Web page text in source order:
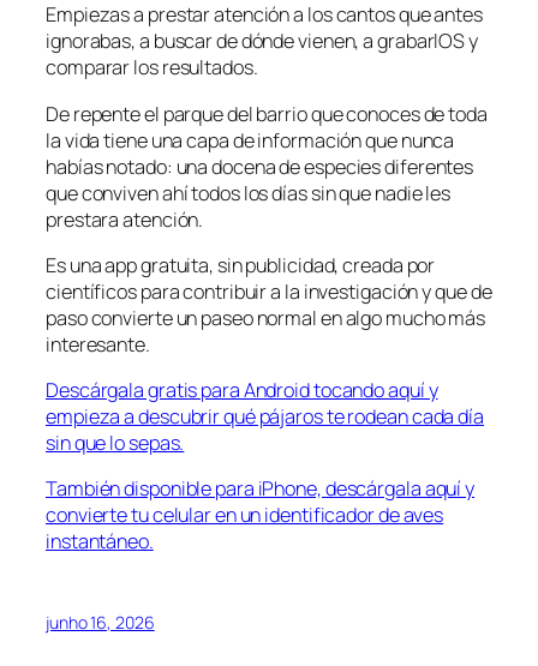
Empiezas a prestar atención a los cantos que antes
ignorabas, a buscar de dónde vienen, a grabarlOS y
comparar los resultados.
De repente el parque del barrio que conoces de toda
la vida tiene una capa de información que nunca
habías notado: una docena de especies diferentes
que conviven ahí todos los días sin que nadie les
prestara atención.
Es una app gratuita, sin publicidad, creada por
científicos para contribuir a la investigación y que de
paso convierte un paseo normal en algo mucho más
interesante.
Descárgala gratis para Android tocando aquí y
empieza a descubrir qué pájaros te rodean cada día
sin que lo sepas.
También disponible para iPhone, descárgala aquí y
convierte tu celular en un identificador de aves
instantáneo.
junho 16, 2026